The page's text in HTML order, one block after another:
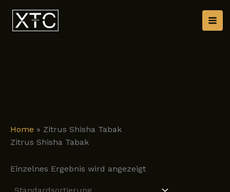
Inhalt
springen
Home » Zitrus Shisha Tabak
Zitrus Shisha Tabak
Einzelnes Ergebnis wird angezeigt